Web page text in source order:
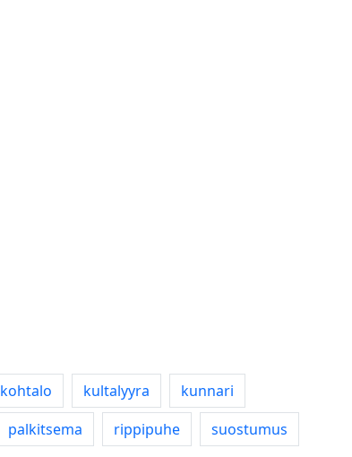
kohtalo kultalyyra
kunnari
palkitsema rippipuhe suostumus